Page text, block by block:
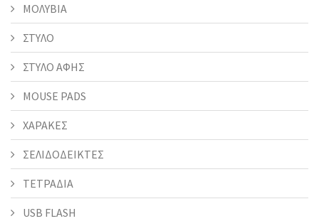
ΜΟΛΥΒΙΑ
ΣΤΥΛΟ
ΣΤΥΛΟ ΑΦΗΣ
MOUSE PADS
ΧΑΡΑΚΕΣ
ΣΕΛΙΔΟΔΕΙΚΤΕΣ
ΤΕΤΡΑΔΙΑ
USB FLASH